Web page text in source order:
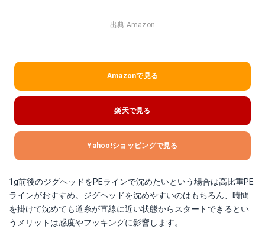
出典:Amazon
Amazonで見る
楽天で見る
Yahoo!ショッピングで見る
1g前後のジグヘッドをPEラインで沈めたいという場合は高比重PE
ラインがおすすめ。ジグヘッドを沈めやすいのはもちろん、時間
を掛けて沈めても道糸が直線に近い状態からスタートできるとい
うメリットは感度やフッキングに影響します。